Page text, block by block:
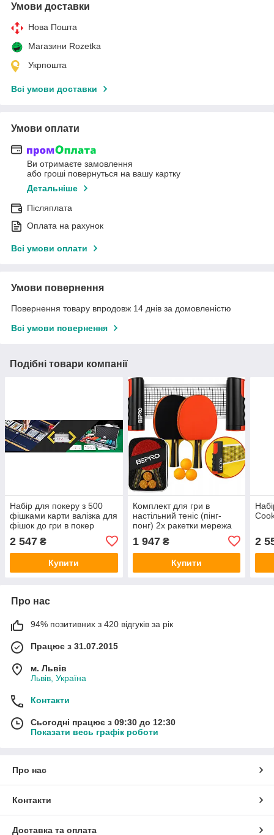
Умови доставки
Нова Пошта
Магазини Rozetka
Укрпошта
Всі умови доставки
Умови оплати
Ви отримаєте замовлення
або гроші повернуться на вашу картку
Детальніше
Післяплата
Оплата на рахунок
Всі умови оплати
Умови повернення
Повернення товару впродовж 14 днів за домовленістю
Всі умови повернення
Подібні товари компанії
Набір для покеру з 500
фішками карти валізка для
фішок до гри в покер
2 547 ₴
Купити
Комплект для гри в
настільний теніс (пінг-
понг) 2x ракетки мережа
1 947₴
Купити
2
Про нас
94% позитивних з 420 відгуків за рік
Працює з 31.07.2015
м. Львів
Львів, Україна
Контакти
Сьогодні працює з 09:30 до 12:30
Показати весь графік роботи
Про нас
Контакти
Доставка та оплата